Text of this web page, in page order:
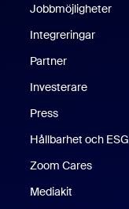
Jobbmöjligheter
Integreringar
Partner
Investerare
Press
Hållbarhet och ESG
Zoom Cares
Mediakit